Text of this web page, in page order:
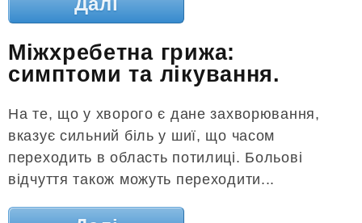
Міжхребетна грижа:
симптоми та лікування.
На те, що у хворого є дане захворювання,
вказує сильний біль у шиї, що часом
переходить в область потилиці. Больові
відчуття також можуть переходити...